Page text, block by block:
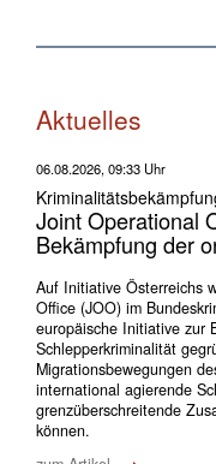
Aktuelles
06.08.2026, 09:33 Uhr
Joint Operational
Bekämpfung der
Auf Initiative Österreichs
Office (JOO) im
europäische Initiative zur
Schlepperkriminalität
Migrationsbewegungen
international agierende
grenzüberschreitende
können.